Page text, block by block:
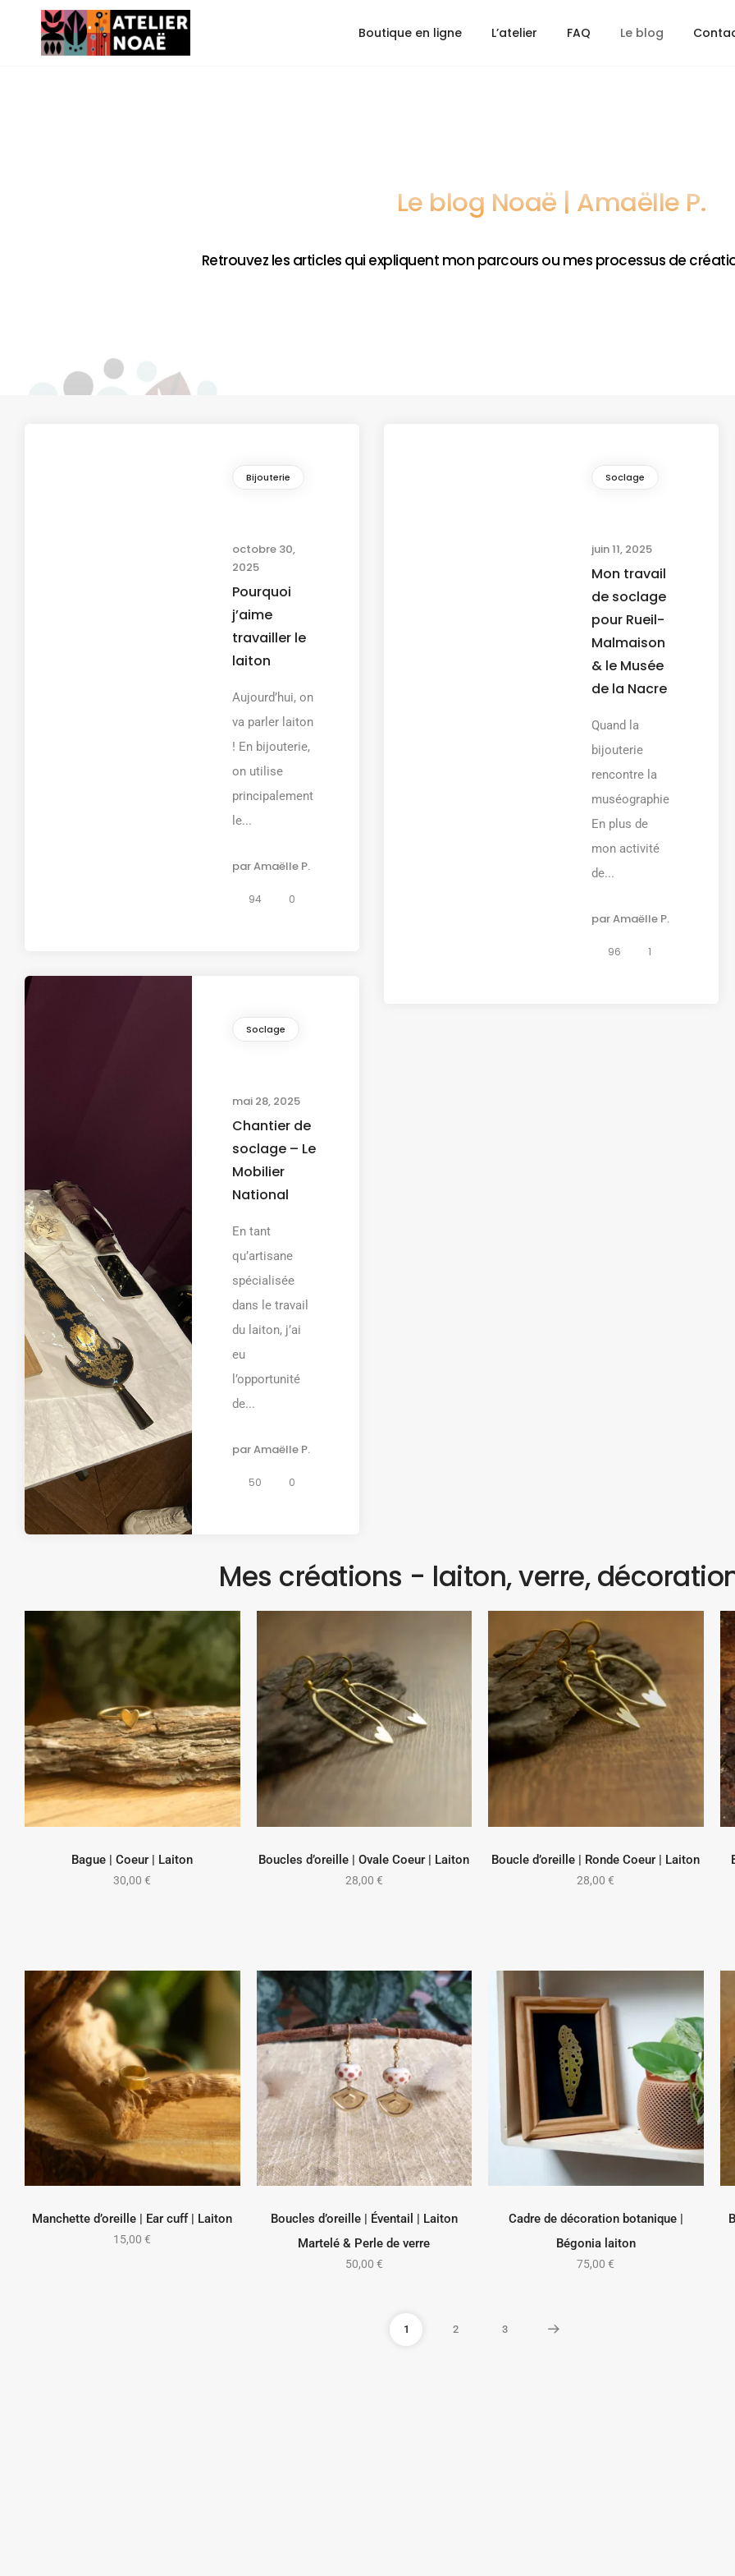
Boutique en ligne L’atelier FAQ Le blog
Le blog Noaë | Amaëlle P.
Retrouvez les articles qui expliquent mon parcours ou mes processus de
Bijouterie
octobre 30,
2025
Pourquoi
j’aime
travailler le
laiton
Aujourd’hui, on
va parler laiton
! En bijouterie,
on utilise
principalement
le...
parAmaëlle P.
94 0
Soclage
juin 11, 2025
Mon travail
de soclage
pour Rueil-
Malmaison
& le Musée
de la Nacre
Quand la
bijouterie
rencontre la
muséographie
En plus de
mon activité
de...
parAmaëlle P.
96 1
Soclage
mai 28, 2025
Chantier de
soclage – Le
Mobilier
National
En tant
qu’artisane
spécialisée
dans le travail
du laiton, j’ai
eu
l’opportunité
de...
parAmaëlle P.
50 0
Mes créations - laiton, verre,
Bague | Coeur | Laiton
30,00€
Boucles d’oreille | Ovale Coeur | Laiton
28,00 €
Boucle d’oreille | Ronde Coeur | Laiton
28,00€
Manchette d’oreille | Ear cuff | Laiton
15,00€
Boucles d’oreille | Éventail | Laiton
Martelé & Perle de verre
50,00 €
Cadre de décoration botanique |
Bégonia laiton
75,00€
1 2 3